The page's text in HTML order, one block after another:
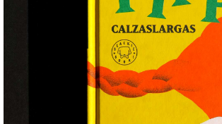
Pippi Calzaslargas
+